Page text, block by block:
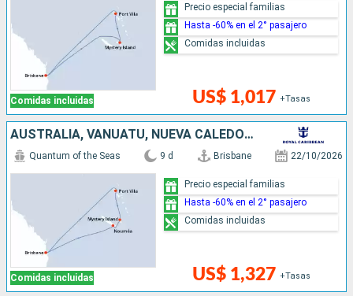
Comidas incluidas US$ 1,017 +Tasas
Precio especial familias
Hasta -60% en el 2° pasajero
Comidas incluidas
AUSTRALIA, VANUATU, NUEVA CALEDONIA
Comidas incluidas
Quantum of the Seas 9 d Brisbane 22/10/2026
US$ 1,327 +Tasas
Precio especial familias
Hasta -60% en el 2° pasajero
Comidas incluidas